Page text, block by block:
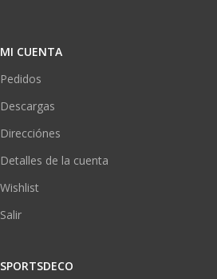
MI CUENTA
Pedidos
Descargas
Direcciónes
Detalles de la cuenta
Wishlist
Salir
SPORTSDECO